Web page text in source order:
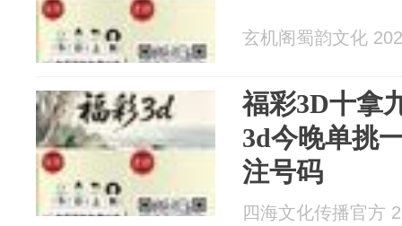
玄机阁蜀韵文化
福彩3D十拿
3d今晚单挑
注号码
四海文化传播官方